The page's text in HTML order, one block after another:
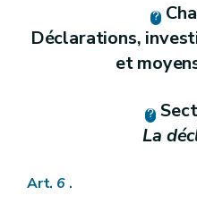
Déclarations,
et
La
Art. 6.